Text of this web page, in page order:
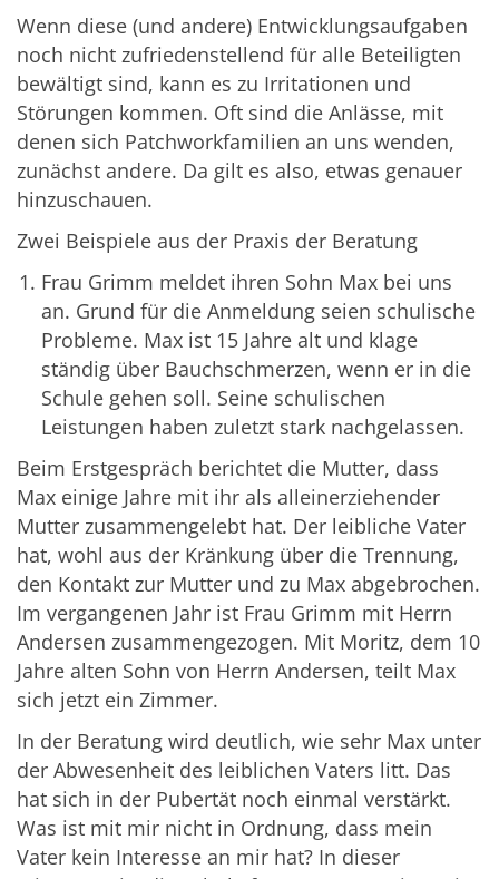
Wenn diese (und andere) Entwicklungsaufgaben
noch nicht zufriedenstellend für alle Beteiligten
bewältigt sind, kann es zu Irritationen und
Störungen kommen. Oft sind die Anlässe, mit
denen sich Patchworkfamilien an uns wenden,
zunächst andere. Da gilt es also, etwas genauer
hinzuschauen.
Zwei Beispiele aus der Praxis der Beratung
Frau Grimm meldet ihren Sohn Max bei uns
an. Grund für die Anmeldung seien schulische
Probleme. Max ist 15 Jahre alt und klage
ständig über Bauchschmerzen, wenn er in die
Schule gehen soll. Seine schulischen
Leistungen haben zuletzt stark nachgelassen.
Beim Erstgespräch berichtet die Mutter, dass
Max einige Jahre mit ihr als alleinerziehender
Mutter zusammengelebt hat. Der leibliche Vater
hat, wohl aus der Kränkung über die Trennung,
den Kontakt zur Mutter und zu Max abgebrochen.
Im vergangenen Jahr ist Frau Grimm mit Herrn
Andersen zusammengezogen. Mit Moritz, dem 10
Jahre alten Sohn von Herrn Andersen, teilt Max
sich jetzt ein Zimmer.
In der Beratung wird deutlich, wie sehr Max unter
der Abwesenheit des leiblichen Vaters litt. Das
hat sich in der Pubertät noch einmal verstärkt.
Was ist mit mir nicht in Ordnung, dass mein
Vater kein Interesse an mir hat? In dieser